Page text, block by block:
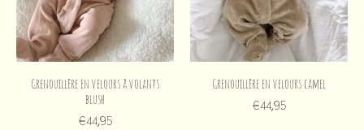
Grenouillère en velours à volants
blush
€44,95
Grenouillère en velours camel
€44,95